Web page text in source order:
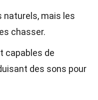
naturels, mais les
chasser.
capables de
des sons pour